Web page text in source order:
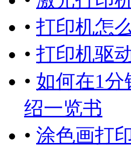
• 打印机怎
• 打印机驱
• 如何在1
绍一览书
• 涂色画打